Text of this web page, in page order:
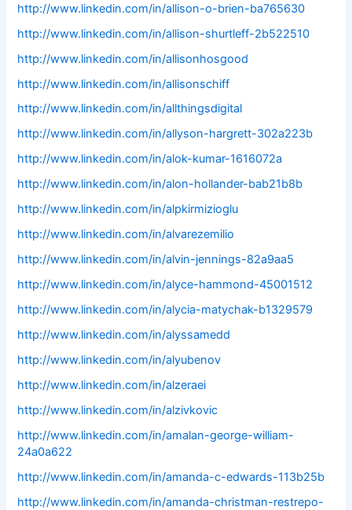
http://www.linkedin.com/in/allison-o-brien-ba765630
http://www.linkedin.com/in/allison-shurtleff-2b522510
http://www.linkedin.com/in/allisonhosgood
http://www.linkedin.com/in/allisonschiff
http://www.linkedin.com/in/allthingsdigital
http://www.linkedin.com/in/allyson-hargrett-302a223b
http://www.linkedin.com/in/alok-kumar-1616072a
http://www.linkedin.com/in/alon-hollander-bab21b8b
http://www.linkedin.com/in/alpkirmizioglu
http://www.linkedin.com/in/alvarezemilio
http://www.linkedin.com/in/alvin-jennings-82a9aa5
http://www.linkedin.com/in/alyce-hammond-45001512
http://www.linkedin.com/in/alycia-matychak-b1329579
http://www.linkedin.com/in/alyssamedd
http://www.linkedin.com/in/alyubenov
http://www.linkedin.com/in/alzeraei
http://www.linkedin.com/in/alzivkovic
http://www.linkedin.com/in/amalan-george-william-
24a0a622
http://www.linkedin.com/in/amanda-c-edwards-113b25b
http://www.linkedin.com/in/amanda-christman-restrepo-